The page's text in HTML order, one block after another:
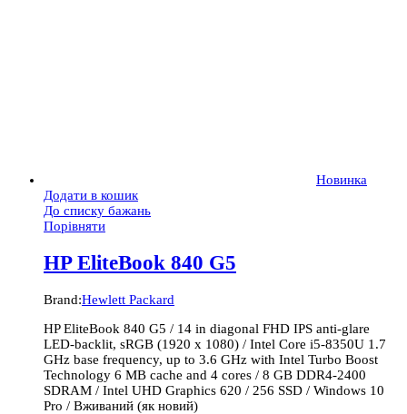
Новинка
Додати в кошик
До списку бажань
Порівняти
HP EliteBook 840 G5
Brand:Hewlett Packard
HP EliteBook 840 G5 / 14 in diagonal FHD IPS anti-glare
LED-backlit, sRGB (1920 x 1080) / Intel Core i5-8350U 1.7
GHz base frequency, up to 3.6 GHz with Intel Turbo Boost
Technology 6 MB cache and 4 cores / 8 GB DDR4-2400
SDRAM / Intel UHD Graphics 620 / 256 SSD / Windows 10
Pro / Вживаний (як новий)